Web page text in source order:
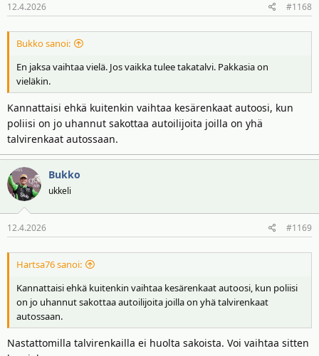
12.4.2026 #1168
Bukko sanoi:
En jaksa vaihtaa vielä. Jos vaikka tulee takatalvi. Pakkasia on
vieläkin.
Kannattaisi ehkä kuitenkin vaihtaa kesärenkaat autoosi, kun
poliisi on jo uhannut sakottaa autoilijoita joilla on yhä
talvirenkaat autossaan.
Bukko
ukkeli
12.4.2026 #1169
Hartsa76 sanoi:
Kannattaisi ehkä kuitenkin vaihtaa kesärenkaat autoosi, kun poliisi
on jo uhannut sakottaa autoilijoita joilla on yhä talvirenkaat
autossaan.
Nastattomilla talvirenkailla ei huolta sakoista. Voi vaihtaa sitten